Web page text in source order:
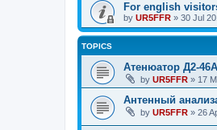
For english
by UR5FFR » 30 Jul
TOPICS
Атенюатор Д2-46А
by UR5FFR » 17
Антенный
by UR5FFR » 26